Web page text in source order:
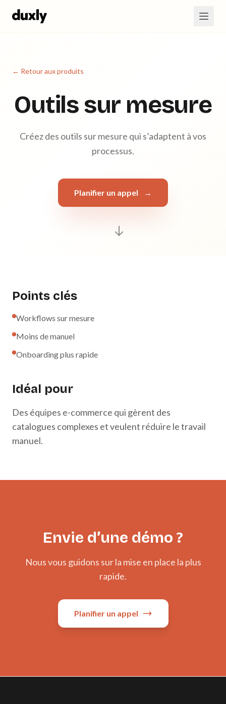
← Retour aux produits
Outils sur mesure
Créez des outils sur mesure qui s’adaptent à vos
processus.
Planifier un appel →
Points clés
Workflows sur mesure
Moins de manuel
Onboarding plus rapide
Idéal pour
Des équipes e-commerce qui gèrent des
catalogues complexes et veulent réduire le travail
manuel.
Envie d’une démo ?
Nous vous guidons sur la mise en place la plus
rapide.
Planifier un appel